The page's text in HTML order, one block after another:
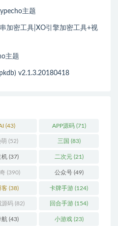
主题
加密工具|XO引擎加密工具+视
主题
v2.1.3.20180418
(43) APP源码(71)
(52) 三国 (83)
机(37) 二次元(21)
(390) 公众号(49)
客(38) 卡牌手游 (124)
源码(82) 回合手游 (154)
航(43) 小游戏(23)